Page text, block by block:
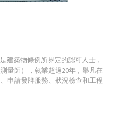
建築物條例所界定的認可人士，
量師），執業超過20年，舉凡在
申請發牌服務、狀況檢查和工程